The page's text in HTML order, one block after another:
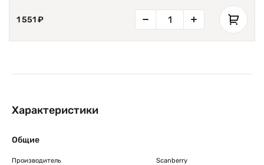
1 551 ₽
Характеристики
Общие
Производитель Scanberry